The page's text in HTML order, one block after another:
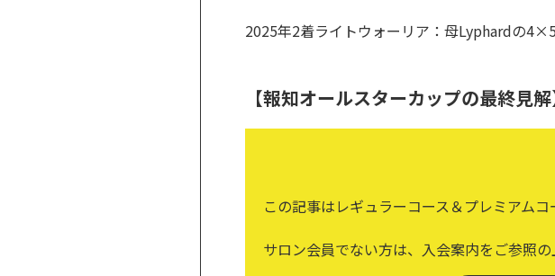
2025年2着ライトウォーリア：母Lyphardの4×5
【報知オールスターカップの最終見解
この記事はレギュラーコース＆プレミアム
サロン会員でない方は、入会案内をご参照